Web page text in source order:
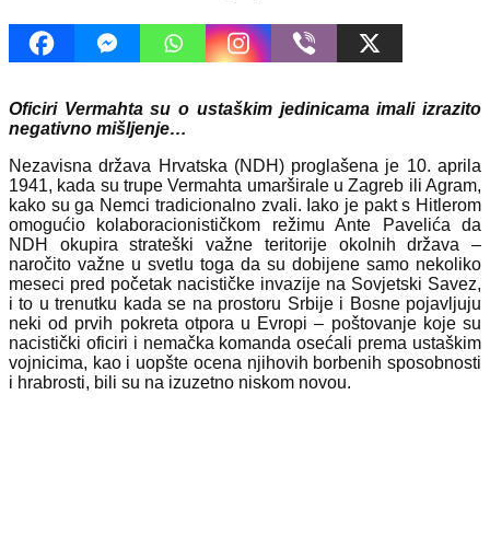
Oficiri Vermahta su o ustaškim jedinicama imali izrazito
negativno mišljenje…
Nezavisna država Hrvatska (NDH) proglašena je 10. aprila
1941, kada su trupe Vermahta umarširale u Zagreb ili Agram,
kako su ga Nemci tradicionalno zvali. Iako je pakt s Hitlerom
omogućio kolaboracionističkom režimu Ante Pavelića da
NDH okupira strateški važne teritorije okolnih država –
naročito važne u svetlu toga da su dobijene samo nekoliko
meseci pred početak nacističke invazije na Sovjetski Savez,
i to u trenutku kada se na prostoru Srbije i Bosne pojavljuju
neki od prvih pokreta otpora u Evropi – poštovanje koje su
nacistički oficiri i nemačka komanda osećali prema ustaškim
vojnicima, kao i uopšte ocena njihovih borbenih sposobnosti
i hrabrosti, bili su na izuzetno niskom novou.